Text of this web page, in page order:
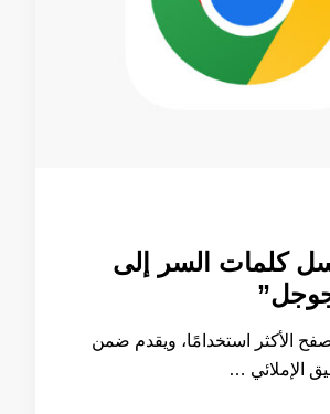
كلمات السر إلى
الأكثر استخدامًا، ويقدم ضمن
الإملائي …